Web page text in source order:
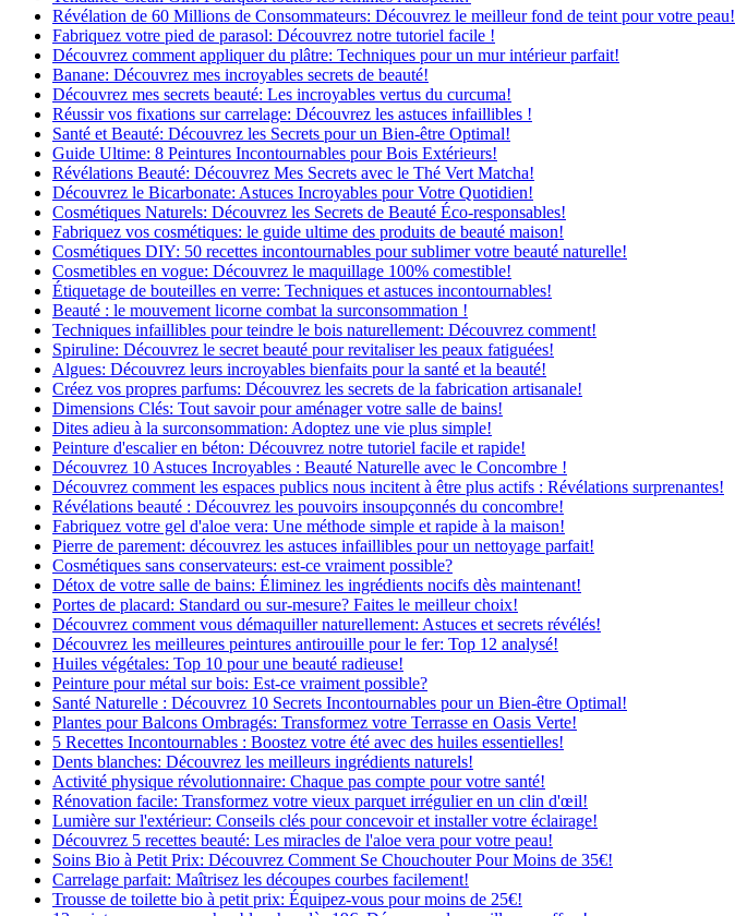
Révélation de 60 Millions de Consommateurs: Découvrez le meilleur fond de teint pour votre peau!
Fabriquez votre pied de parasol: Découvrez notre tutoriel facile !
Découvrez comment appliquer du plâtre: Techniques pour un mur intérieur parfait!
Banane: Découvrez mes incroyables secrets de beauté!
Découvrez mes secrets beauté: Les incroyables vertus du curcuma!
Réussir vos fixations sur carrelage: Découvrez les astuces infaillibles !
Santé et Beauté: Découvrez les Secrets pour un Bien-être Optimal!
Guide Ultime: 8 Peintures Incontournables pour Bois Extérieurs!
Révélations Beauté: Découvrez Mes Secrets avec le Thé Vert Matcha!
Découvrez le Bicarbonate: Astuces Incroyables pour Votre Quotidien!
Cosmétiques Naturels: Découvrez les Secrets de Beauté Éco-responsables!
Fabriquez vos cosmétiques: le guide ultime des produits de beauté maison!
Cosmétiques DIY: 50 recettes incontournables pour sublimer votre beauté naturelle!
Cosmetibles en vogue: Découvrez le maquillage 100% comestible!
Étiquetage de bouteilles en verre: Techniques et astuces incontournables!
Beauté : le mouvement licorne combat la surconsommation !
Techniques infaillibles pour teindre le bois naturellement: Découvrez comment!
Spiruline: Découvrez le secret beauté pour revitaliser les peaux fatiguées!
Algues: Découvrez leurs incroyables bienfaits pour la santé et la beauté!
Créez vos propres parfums: Découvrez les secrets de la fabrication artisanale!
Dimensions Clés: Tout savoir pour aménager votre salle de bains!
Dites adieu à la surconsommation: Adoptez une vie plus simple!
Peinture d'escalier en béton: Découvrez notre tutoriel facile et rapide!
Découvrez 10 Astuces Incroyables : Beauté Naturelle avec le Concombre !
Découvrez comment les espaces publics nous incitent à être plus actifs : Révélations surprenantes!
Révélations beauté : Découvrez les pouvoirs insoupçonnés du concombre!
Fabriquez votre gel d'aloe vera: Une méthode simple et rapide à la maison!
Pierre de parement: découvrez les astuces infaillibles pour un nettoyage parfait!
Cosmétiques sans conservateurs: est-ce vraiment possible?
Détox de votre salle de bains: Éliminez les ingrédients nocifs dès maintenant!
Portes de placard: Standard ou sur-mesure? Faites le meilleur choix!
Découvrez comment vous démaquiller naturellement: Astuces et secrets révélés!
Découvrez les meilleures peintures antirouille pour le fer: Top 12 analysé!
Huiles végétales: Top 10 pour une beauté radieuse!
Peinture pour métal sur bois: Est-ce vraiment possible?
Santé Naturelle : Découvrez 10 Secrets Incontournables pour un Bien-être Optimal!
Plantes pour Balcons Ombragés: Transformez votre Terrasse en Oasis Verte!
5 Recettes Incontournables : Boostez votre été avec des huiles essentielles!
Dents blanches: Découvrez les meilleurs ingrédients naturels!
Activité physique révolutionnaire: Chaque pas compte pour votre santé!
Rénovation facile: Transformez votre vieux parquet irrégulier en un clin d'œil!
Lumière sur l'extérieur: Conseils clés pour concevoir et installer votre éclairage!
Découvrez 5 recettes beauté: Les miracles de l'aloe vera pour votre peau!
Soins Bio à Petit Prix: Découvrez Comment Se Chouchouter Pour Moins de 35€!
Carrelage parfait: Maîtrisez les découpes courbes facilement!
Trousse de toilette bio à petit prix: Équipez-vous pour moins de 25€!